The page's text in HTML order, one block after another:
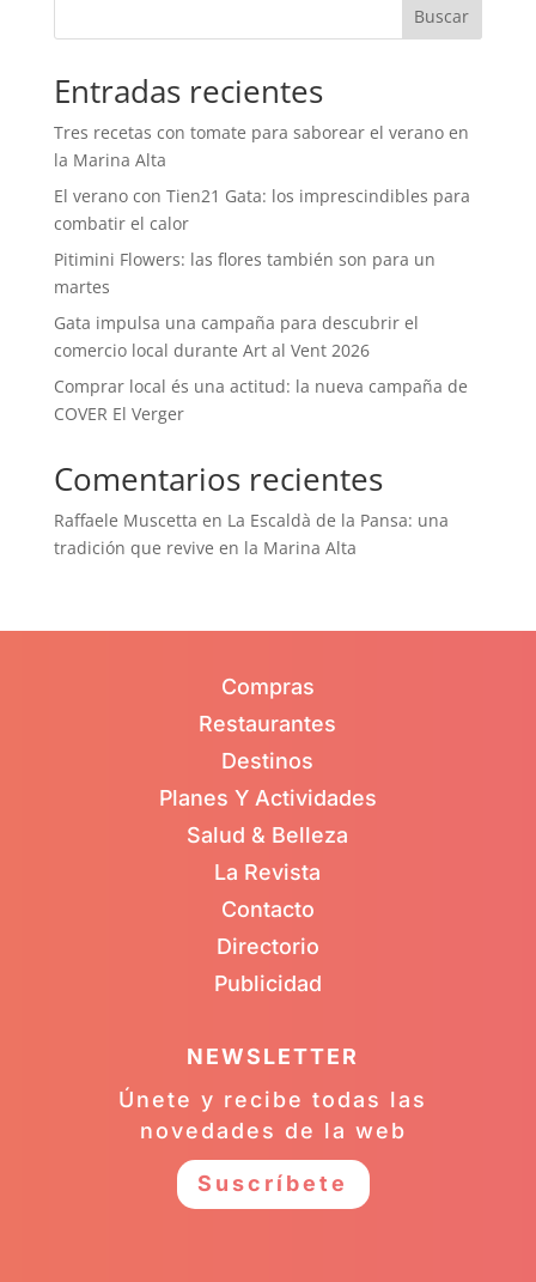
Buscar
Entradas recientes
Tres recetas con tomate para saborear el verano en
la Marina Alta
El verano con Tien21 Gata: los imprescindibles para
combatir el calor
Pitimini Flowers: las flores también son para un
martes
Gata impulsa una campaña para descubrir el
comercio local durante Art al Vent 2026
Comprar local és una actitud: la nueva campaña de
COVER El Verger
Comentarios recientes
Raffaele Muscetta en La Escaldà de la Pansa: una
tradición que revive en la Marina Alta
Compras
Restaurantes
Destinos
Planes Y Actividades
Salud & Belleza
La Revista
Contacto
Directorio
Publicidad
NEWSLETTER
Únete y recibe todas las
novedades de la web
Suscríbete